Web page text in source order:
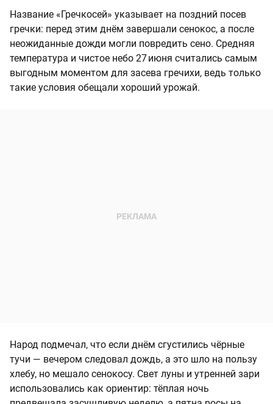
Название «Гречкосей» указывает на поздний посев
гречки: перед этим днём завершали сенокос, а после
неожиданные дожди могли повредить сено. Средняя
температура и чистое небо 27 июня считались самым
выгодным моментом для засева гречихи, ведь только
такие условия обещали хороший урожай.
Народ подмечал, что если днём сгустились чёрные
тучи — вечером следовал дождь, а это шло на пользу
хлебу, но мешало сенокосу. Свет луны и утренней зари
использовались как ориентир: тёплая ночь